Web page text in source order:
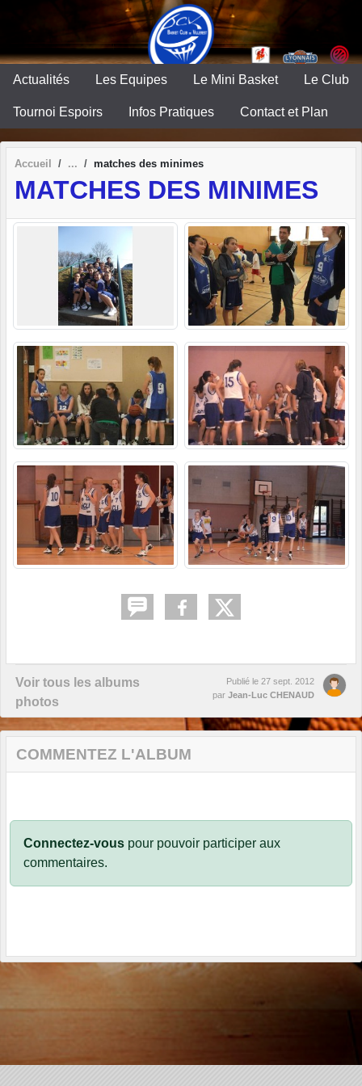
Actualités Les Equipes Le Mini Basket Le Club
Tournoi Espoirs Infos Pratiques Contact et Plan
Accueil matches des minimes
MATCHES DES MINIMES
Voir tous les albums
photos
Publié le 27 sept. 2012
par Jean-Luc CHENAUD
COMMENTEZ L'ALBUM
Connectez-vous pour pouvoir participer aux
commentaires.
Panneau de gestion des cookies